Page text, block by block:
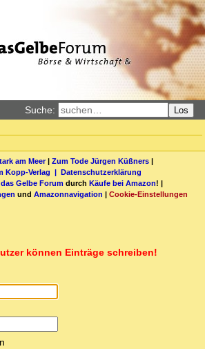
Suche: Los
am Meer| Zum Tode Jürgen Küßners |
Kopp-Verlag | Datenschutzerklärung
Gelbe Forum durch Käufe bei Amazon! |
und Amazonnavigation | Cookie-Einstellungen
können Einträge schreiben!